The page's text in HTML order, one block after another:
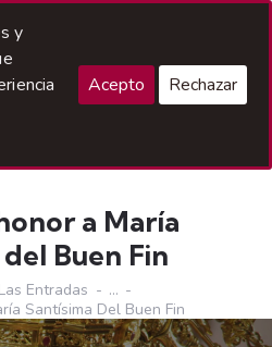
a María
Buen Fin
Entradas
...
Santísima Del Buen Fin
y
Acepto Rechazar